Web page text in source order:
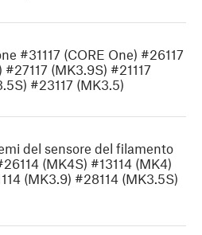
#31117 (CORE One) #26117
(MK3.9S) #21117
#23117 (MK3.5)
del sensore del filamento
(MK4S) #13114 (MK4)
(MK3.9) #28114 (MK3.5S)